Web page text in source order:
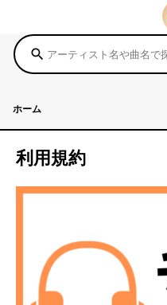
search
ホーム
利用規約